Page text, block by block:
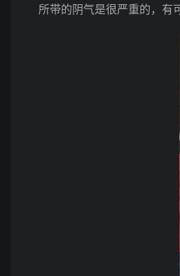
所带的阴气是很严重的，有